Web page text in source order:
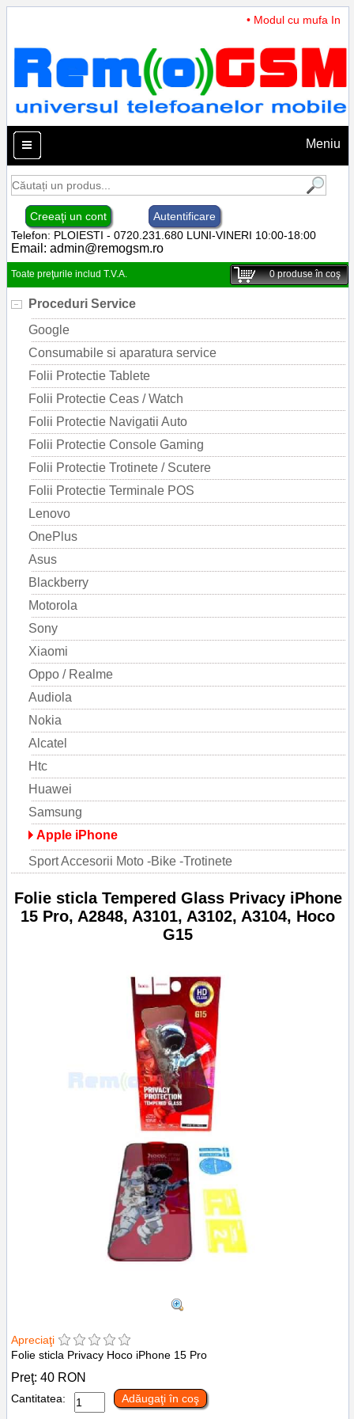
• Modul cu mufa
Meniu
Creeaţi un cont
Autentificare
Telefon: PLOIESTI - 0720.231.680 LUNI-VINERI 10:00-18:00
Email: admin@remogsm.ro
Toate preţurile includ T.V.A. 0produse în coş
Proceduri Service
Google
Consumabile si aparatura service
Folii Protectie Tablete
Folii Protectie Ceas / Watch
Folii Protectie Navigatii Auto
Folii Protectie Console Gaming
Folii Protectie Trotinete / Scutere
Folii Protectie Terminale POS
Lenovo
OnePlus
Asus
Blackberry
Motorola
Sony
Xiaomi
Oppo / Realme
Audiola
Nokia
Alcatel
Htc
Huawei
Samsung
Apple iPhone
Sport Accesorii Moto -Bike -Trotinete
Folie sticla Tempered Glass Privacy iPhone
15 Pro, A2848, A3101, A3102, A3104, Hoco
G15
Apreciaţi
Folie sticla Privacy Hoco iPhone 15 Pro
Preţ: 40 RON
Cantitatea: Adăugaţi în coş